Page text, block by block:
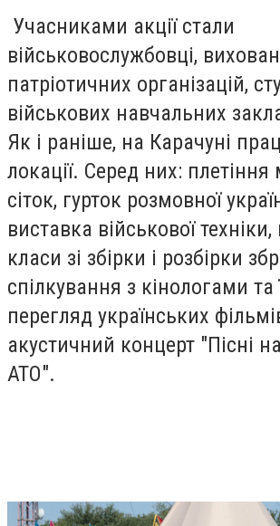
Учасниками акції стали
військовослужбовці,
патріотичних організацій,
військових навчальних
Як і раніше, на Карачуні
локації. Серед них:
сіток, гурток розмовної
виставка військової
класи зі збірки і розбірки
спілкування з кінологами
перегляд українських
акустичний концерт "Пісні
АТО".